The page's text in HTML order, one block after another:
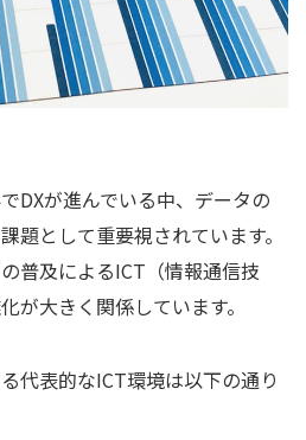
DXが進んでいる中、データの
題として重要視されています。
普及によるICT（情報通信技
が大きく関係しています。
代表的なICT環境は以下の通り